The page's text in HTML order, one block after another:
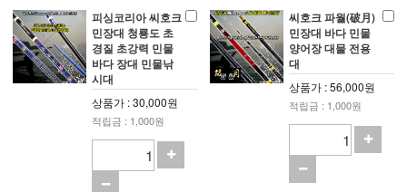
피싱코리아 씨호크
민장대 청룡도 초
경질 초강력 민물
바다 장대 민물낚
시대
상품가 : 30,000원
적립금 : 1,000원
씨호크 파월(破月)
민장대 바다 민물
양어장 대물 전용
대
상품가 : 56,000원
적립금 : 1,000원